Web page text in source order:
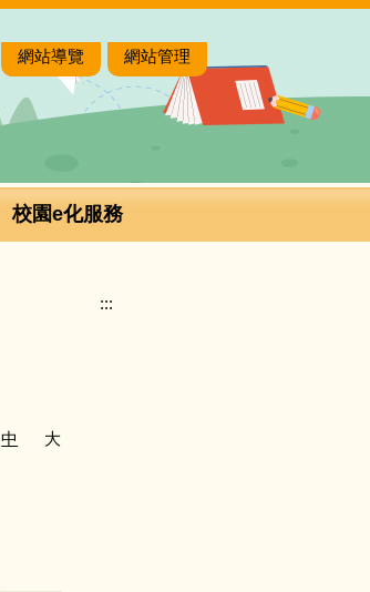
網站導覽 網站管理
校園e化服務
中
大
:::